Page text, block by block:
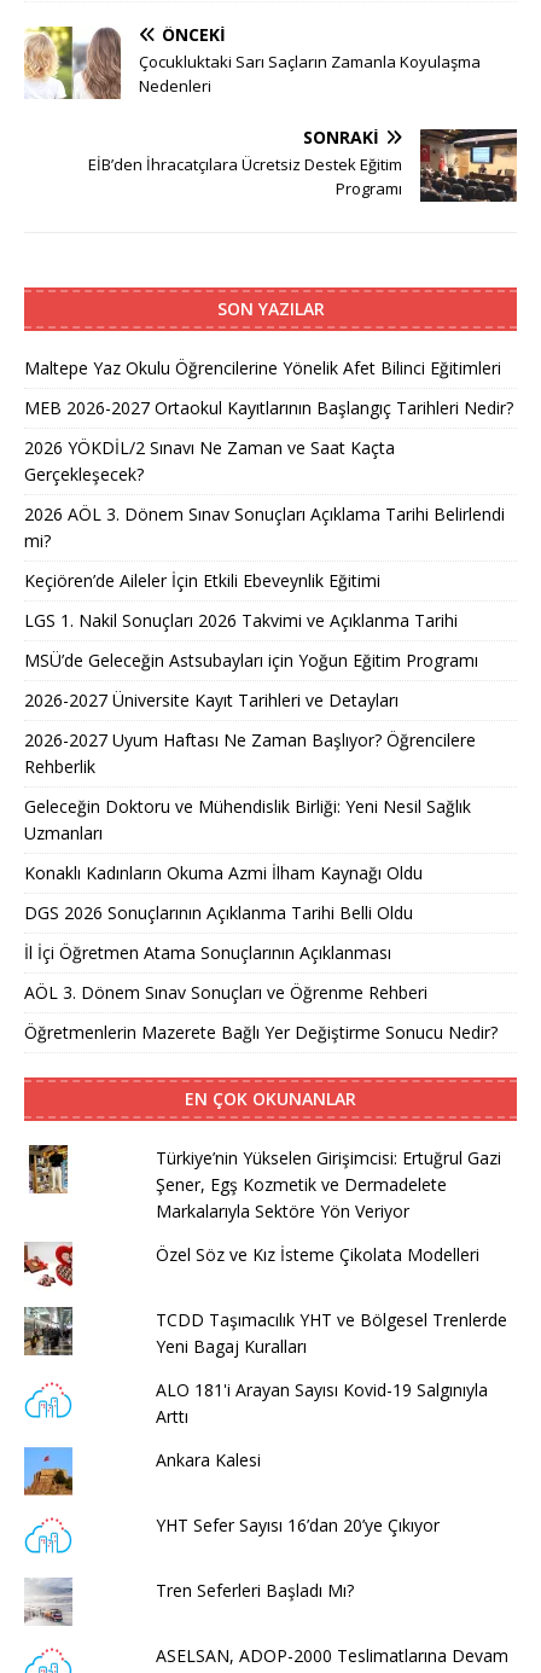
ÖNCEKI
Çocukluktaki Sarı Saçların Zamanla Koyulaşma
Nedenleri
SONRAKI
EİB’den İhracatçılara Ücretsiz Destek Eğitim
Programı
SON YAZILAR
Maltepe Yaz Okulu Öğrencilerine Yönelik Afet Bilinci Eğitimleri
MEB 2026-2027 Ortaokul Kayıtlarının Başlangıç Tarihleri Nedir?
2026 YÖKDİL/2 Sınavı Ne Zaman ve Saat Kaçta
Gerçekleşecek?
2026 AÖL 3. Dönem Sınav Sonuçları Açıklama Tarihi Belirlendi
mi?
Keçiören’de Aileler İçin Etkili Ebeveynlik Eğitimi
LGS 1. Nakil Sonuçları 2026 Takvimi ve Açıklanma Tarihi
MSÜ’de Geleceğin Astsubayları için Yoğun Eğitim Programı
2026-2027 Üniversite Kayıt Tarihleri ve Detayları
2026-2027 Uyum Haftası Ne Zaman Başlıyor? Öğrencilere
Rehberlik
Geleceğin Doktoru ve Mühendislik Birliği: Yeni Nesil Sağlık
Uzmanları
Konaklı Kadınların Okuma Azmi İlham Kaynağı Oldu
DGS 2026 Sonuçlarının Açıklanma Tarihi Belli Oldu
İl İçi Öğretmen Atama Sonuçlarının Açıklanması
AÖL 3. Dönem Sınav Sonuçları ve Öğrenme Rehberi
Öğretmenlerin Mazerete Bağlı Yer Değiştirme Sonucu Nedir?
EN ÇOK OKUNANLAR
Türkiye’nin Yükselen Girişimcisi: Ertuğrul Gazi
Şener, Egş Kozmetik ve Dermadelete
Markalarıyla Sektöre Yön Veriyor
Özel Söz ve Kız İsteme Çikolata Modelleri
TCDD Taşımacılık YHT ve Bölgesel Trenlerde
Yeni Bagaj Kuralları
ALO 181'i Arayan Sayısı Kovid-19 Salgınıyla
Arttı
Ankara Kalesi
YHT Sefer Sayısı 16’dan 20’ye Çıkıyor
Tren Seferleri Başladı Mı?
ASELSAN, ADOP-2000 Teslimatlarına Devam